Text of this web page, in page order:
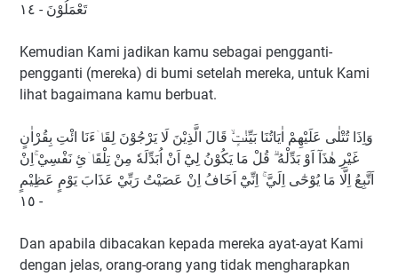
تَعْمَلُوْنَ - ١٤
Kemudian Kami jadikan kamu sebagai pengganti-
pengganti (mereka) di bumi setelah mereka, untuk Kami
lihat bagaimana kamu berbuat.
وَاِذَا تُتْلٰى عَلَيْهِمْ اٰيَاتُنَا بَيِّنٰتٍۙ قَالَ الَّذِيْنَ لَا يَرْجُوْنَ لِقَاۤءَنَا ائْتِ بِقُرْاٰنٍ
غَيْرِ هٰذَآ اَوْ بَدِّلْهُ ۗ قُلْ مَا يَكُوْنُ لِيْٓ اَنْ اُبَدِّلَهٗ مِنْ تِلْقَاۤئِ نَفْسِيْ ۚاِنْ
اَتَّبِعُ اِلَّا مَا يُوْحٰٓى اِلَيَّ ۚ اِنِّيْٓ اَخَافُ اِنْ عَصَيْتُ رَبِّيْ عَذَابَ يَوْمٍ عَظِيْمٍ
- ١٥
Dan apabila dibacakan kepada mereka ayat-ayat Kami
dengan jelas, orang-orang yang tidak mengharapkan